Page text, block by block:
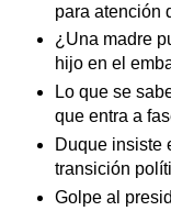
para atención
¿Una madre
hijo en el
Lo que se
que entra a
Duque insiste
transición
Golpe al